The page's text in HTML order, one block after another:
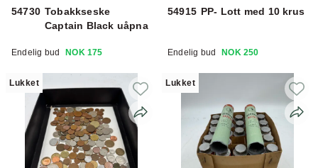
54730 Tobakkseske
Captain Black uåpna
Endelig bud NOK 175
54915 PP- Lott med 10 krus
Endelig bud NOK 250
Lukket Lukket